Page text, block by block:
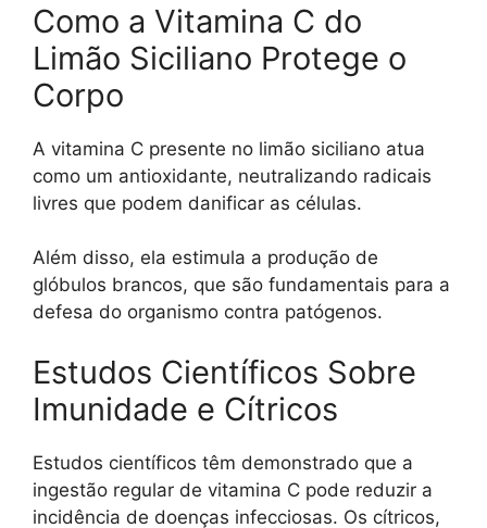
Como a Vitamina C do
Limão Siciliano Protege o
Corpo
A vitamina C presente no limão siciliano atua
como um antioxidante, neutralizando radicais
livres que podem danificar as células.
Além disso, ela estimula a produção de
glóbulos brancos, que são fundamentais para a
defesa do organismo contra patógenos.
Estudos Científicos Sobre
Imunidade e Cítricos
Estudos científicos têm demonstrado que a
ingestão regular de vitamina C pode reduzir a
incidência de doenças infecciosas. Os cítricos,